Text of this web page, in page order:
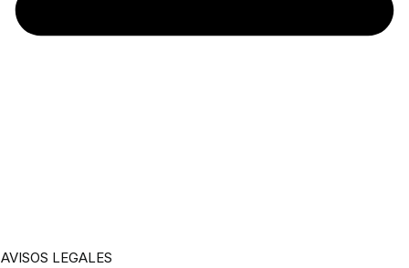
AVISOS LEGALES